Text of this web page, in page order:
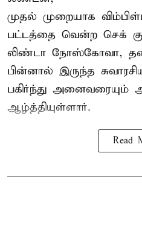
முதல் முறையாக
பட்டத்தை வென்ற செக்
லிண்டா நோஸ்கோவா,
பின்னால் இருந்த
பகிர்ந்து அனைவரையும்
ஆழ்த்தியுள்ளார்.
Read